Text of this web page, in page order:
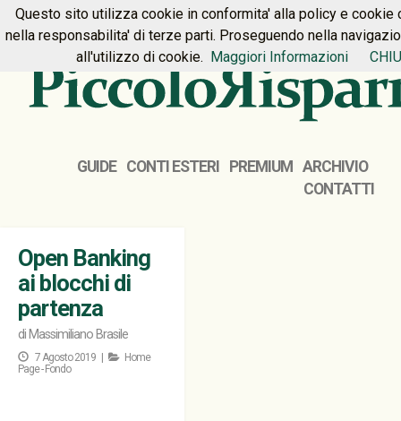
HOME PREMIUM CONTATTI
GUIDE CONTI ESTERI PREMIUM
ARCHIVIO
CONTATTI
Open Banking
ai blocchi di
partenza
di Massimiliano Brasile
7 Agosto 2019 |
Home
Page - Fondo
Questo sito utilizza cookie in conformita' alla policy e cookie
nella responsabilita' di terze parti. Proseguendo nella
all'utilizzo di cookie. Maggiori Informazioni